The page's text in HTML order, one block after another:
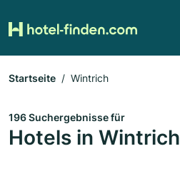
Startseite Wintrich
196 Suchergebnisse für
Hotels in Wintrich